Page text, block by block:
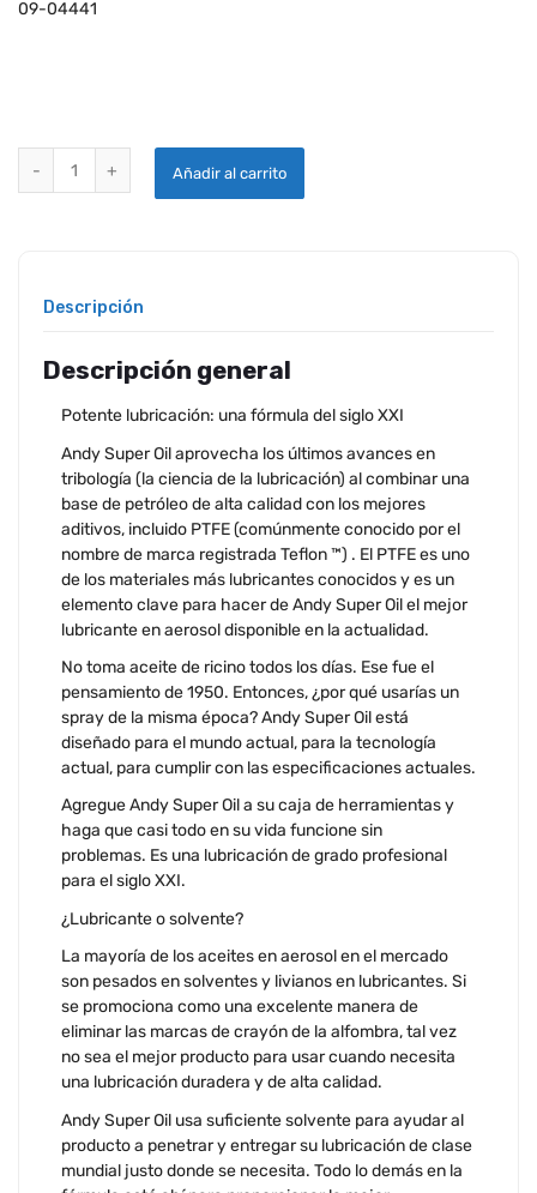
09-04441
Añadir al carrito
Descripción
Descripción general
Potente lubricación: una fórmula del siglo XXI
Andy Super Oil aprovecha los últimos avances en
tribología (la ciencia de la lubricación) al combinar una
base de petróleo de alta calidad con los mejores
aditivos, incluido PTFE (comúnmente conocido por el
nombre de marca registrada Teflon ™) . El PTFE es uno
de los materiales más lubricantes conocidos y es un
elemento clave para hacer de Andy Super Oil el mejor
lubricante en aerosol disponible en la actualidad.
No toma aceite de ricino todos los días. Ese fue el
pensamiento de 1950. Entonces, ¿por qué usarías un
spray de la misma época? Andy Super Oil está
diseñado para el mundo actual, para la tecnología
actual, para cumplir con las especificaciones actuales.
Agregue Andy Super Oil a su caja de herramientas y
haga que casi todo en su vida funcione sin
problemas. Es una lubricación de grado profesional
para el siglo XXI.
¿Lubricante o solvente?
La mayoría de los aceites en aerosol en el mercado
son pesados ​​en solventes y livianos en lubricantes. Si
se promociona como una excelente manera de
eliminar las marcas de crayón de la alfombra, tal vez
no sea el mejor producto para usar cuando necesita
una lubricación duradera y de alta calidad.
Andy Super Oil usa suficiente solvente para ayudar al
producto a penetrar y entregar su lubricación de clase
mundial justo donde se necesita. Todo lo demás en la